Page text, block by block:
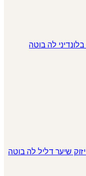
לה בוטה
שיער דליל לה בוטה